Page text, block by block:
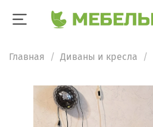
Главная Диваны и кресла